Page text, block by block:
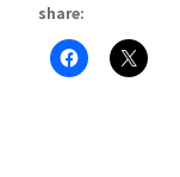
share:
Facebook
で
ク
リ